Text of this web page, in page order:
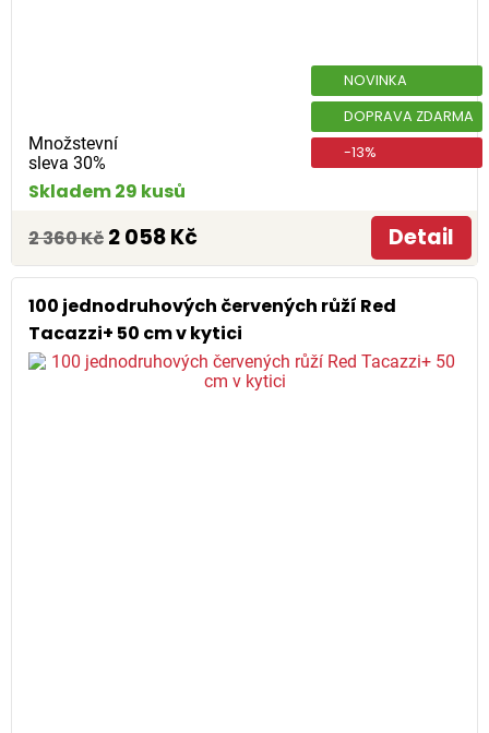
Množstevní
sleva 30%
NOVINKA
DOPRAVA ZDARMA
-13%
Skladem 29 kusů
2 360 Kč 2 058 Kč Detail
100 jednodruhových červených růží Red
Tacazzi+ 50 cm v kytici